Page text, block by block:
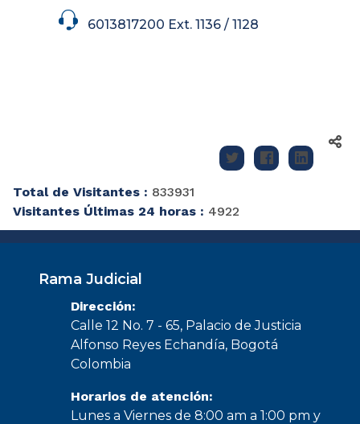
6013817200 Ext. 1136 / 1128
Total de Visitantes : 833931
Visitantes Últimas 24 horas : 4922
Rama Judicial
Dirección:
Calle 12 No. 7 - 65, Palacio de Justicia
Alfonso Reyes Echandía, Bogotá
Colombia
Horarios de atención:
Lunes a Viernes de 8:00 am a 1:00 pm y